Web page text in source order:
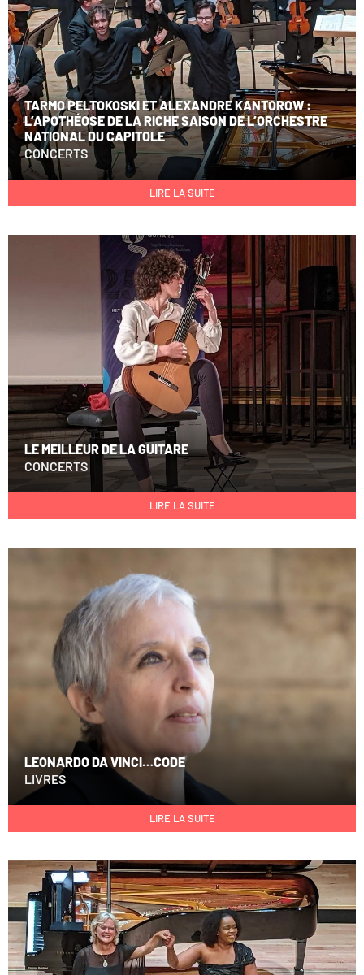
TARMO PELTOKOSKI ET ALEXANDRE KANTOROW :
L’APOTHÉOSE DE LA RICHE SAISON DE L’ORCHESTRE
NATIONAL DU CAPITOLE
CONCERTS
LIRE LA SUITE
LE MEILLEUR DE LA GUITARE
CONCERTS
LIRE LA SUITE
LEONARDO DA VINCI…CODE
LIVRES
LIRE LA SUITE